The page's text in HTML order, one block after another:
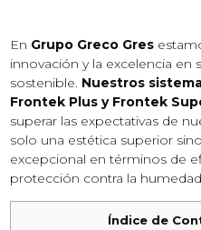
En Grupo Greco Gres
innovación y la excelencia
sostenible. Nuestros
Frontek Plus y Frontek
superar las expectativas de
solo una estética superior
excepcional en términos de
protección contra la
Índice de